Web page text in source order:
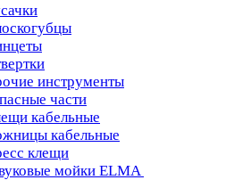
инструменты
части
кабельные
кабельные
клещи
мойки ELMA